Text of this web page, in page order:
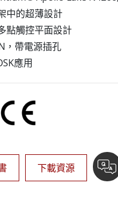
腦
腦
電腦
不鏽鋼工業
中的超薄設計
點觸控平面設計
，帶電源插孔
應用
下載資源